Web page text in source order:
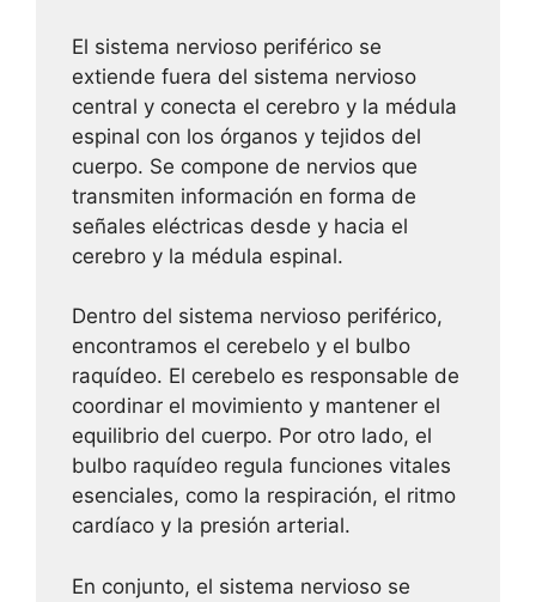
El sistema nervioso periférico se
extiende fuera del sistema nervioso
central y conecta el cerebro y la médula
espinal con los órganos y tejidos del
cuerpo. Se compone de nervios que
transmiten información en forma de
señales eléctricas desde y hacia el
cerebro y la médula espinal.
Dentro del sistema nervioso periférico,
encontramos el cerebelo y el bulbo
raquídeo. El cerebelo es responsable de
coordinar el movimiento y mantener el
equilibrio del cuerpo. Por otro lado, el
bulbo raquídeo regula funciones vitales
esenciales, como la respiración, el ritmo
cardíaco y la presión arterial.
En conjunto, el sistema nervioso se